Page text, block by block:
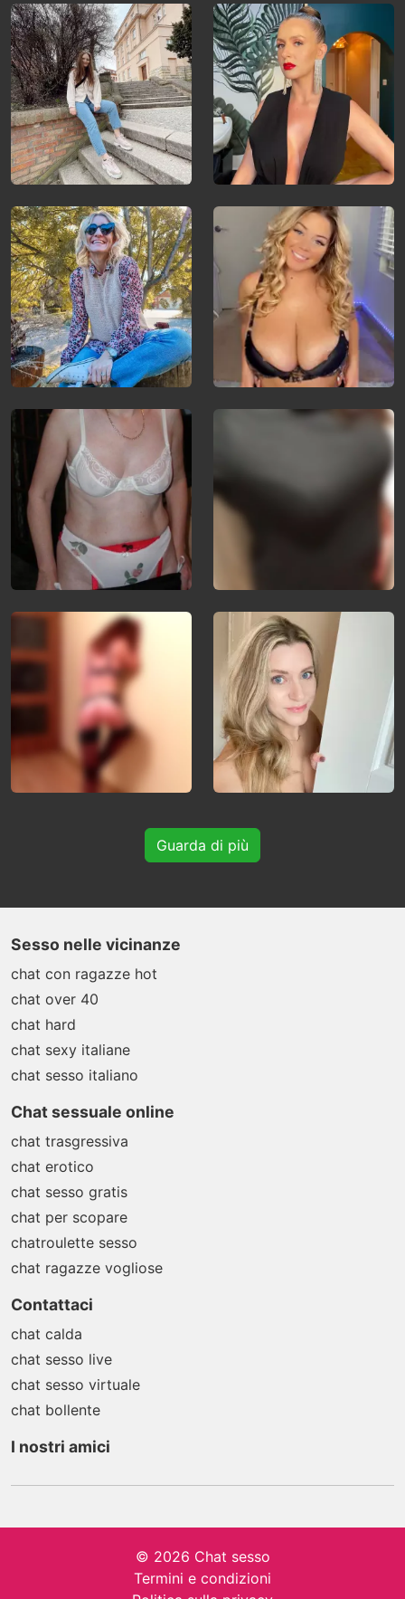
Guarda di più
Sesso nelle vicinanze
chat con ragazze hot
chat over 40
chat hard
chat sexy italiane
chat sesso italiano
Chat sessuale online
chat trasgressiva
chat erotico
chat sesso gratis
chat per scopare
chatroulette sesso
chat ragazze vogliose
Contattaci
chat calda
chat sesso live
chat sesso virtuale
chat bollente
I nostri amici
© 2026 Chat sesso
Termini e condizioni